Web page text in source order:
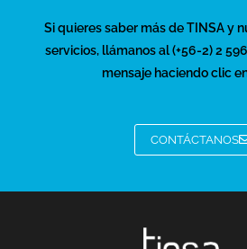
Si quieres saber más de TINSA y
servicios, llámanos al (+56-2) 2
mensaje haciendo clic
CONTÁCTANOS